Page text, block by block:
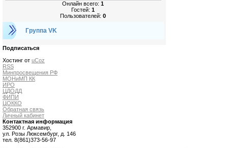
Онлайн всего:1
Гостей:1
Пользователей:0
Группа VK
Подписаться
Хостинг от uCoz
RSS
Минпросвещения РФ
МОНиМП КК
ИРО
ЦДОДД
ФИПИ
ЦОККО
Обратная связь
Личный кабинет
Контактная информация
352900 г. Армавир,
ул. Розы Люксембург, д. 146
тел. 8(861)373-56-97